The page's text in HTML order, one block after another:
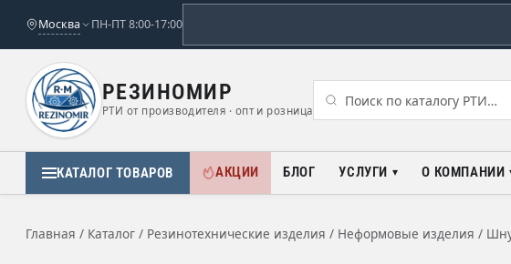
Москва ПН-ПТ 8:00-17:00
РЕЗИНОМИР
РТИ от производителя · опт и розница
КАТАЛОГ ТОВАРОВ АКЦИИ БЛОГ УСЛУГИ О КОМПАНИИ
Главная / Каталог / Резинотехнические изделия / Неформовые изделия /